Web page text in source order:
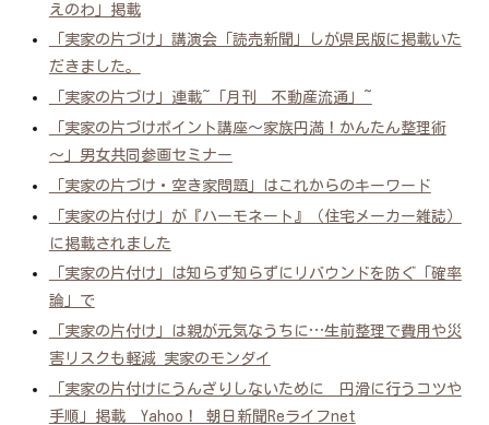
えのわ」掲載
「実家の片づけ」講演会「読売新聞」しが県民版に掲載いた
だきました。
「実家の片づけ」連載~「月刊 不動産流通」~
「実家の片づけポイント講座～家族円満！かんたん整理術
～」男女共同参画セミナー
「実家の片づけ・空き家問題」はこれからのキーワード
「実家の片付け」が『ハーモネート』（住宅メーカー雑誌）
に掲載されました
「実家の片付け」は知らず知らずにリバウンドを防ぐ「確率
論」で
「実家の片付け」は親が元気なうちに…生前整理で費用や災
害リスクも軽減 実家のモンダイ
「実家の片付けにうんざりしないために 円滑に行うコツや
手順」掲載 Yahoo！ 朝日新聞Reライフnet